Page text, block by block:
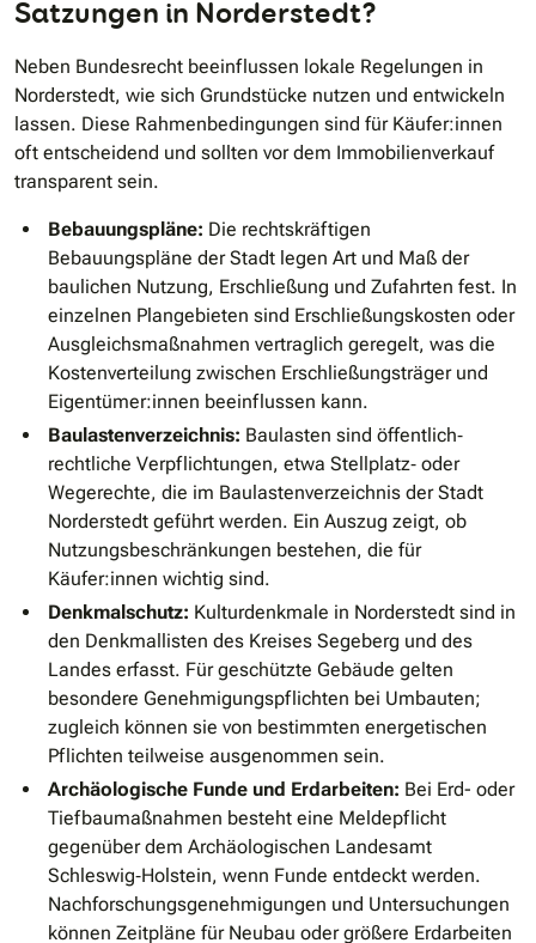
Satzungen in Norderstedt?
Neben Bundesrecht beeinflussen lokale Regelungen in
Norderstedt, wie sich Grundstücke nutzen und entwickeln
lassen. Diese Rahmenbedingungen sind für Käufer:innen
oft entscheidend und sollten vor dem Immobilienverkauf
transparent sein.
Bebauungspläne: Die rechtskräftigen
Bebauungspläne der Stadt legen Art und Maß der
baulichen Nutzung, Erschließung und Zufahrten fest. In
einzelnen Plangebieten sind Erschließungskosten oder
Ausgleichsmaßnahmen vertraglich geregelt, was die
Kostenverteilung zwischen Erschließungsträger und
Eigentümer:innen beeinflussen kann.
Baulastenverzeichnis: Baulasten sind öffentlich‐
rechtliche Verpflichtungen, etwa Stellplatz‐ oder
Wegerechte, die im Baulastenverzeichnis der Stadt
Norderstedt geführt werden. Ein Auszug zeigt, ob
Nutzungsbeschränkungen bestehen, die für
Käufer:innen wichtig sind.
Denkmalschutz: Kulturdenkmale in Norderstedt sind in
den Denkmallisten des Kreises Segeberg und des
Landes erfasst. Für geschützte Gebäude gelten
besondere Genehmigungspflichten bei Umbauten;
zugleich können sie von bestimmten energetischen
Pflichten teilweise ausgenommen sein.
Archäologische Funde und Erdarbeiten: Bei Erd- oder
Tiefbaumaßnahmen besteht eine Meldepflicht
gegenüber dem Archäologischen Landesamt
Schleswig‐Holstein, wenn Funde entdeckt werden.
Nachforschungsgenehmigungen und Untersuchungen
können Zeitpläne für Neubau oder größere Erdarbeiten